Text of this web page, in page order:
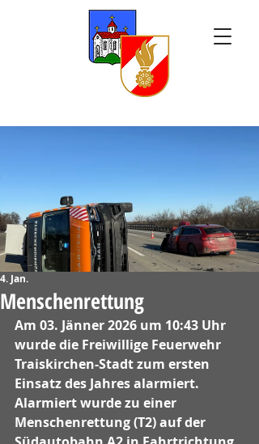
Menschenrettung
4. Jan.
Am 03. Jänner 2026 um 10:43 Uhr
wurde die Freiwillige Feuerwehr
Traiskirchen-Stadt zum ersten
Einsatz des Jahres alarmiert.
Alarmiert wurde zu einer
Menschenrettung (T2) auf der